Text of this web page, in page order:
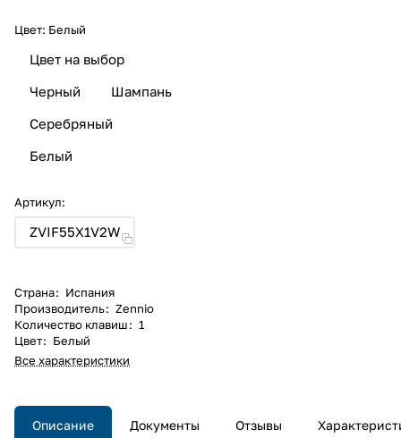
Цвет: Белый
Белый
Цвет на выбор
Черный
Серебряный
Шампань
Артикул:
ZVIF55X1V2W
Страна: Испания
Производитель: Zennio
Количество клавиш: 1
Цвет: Белый
Все характеристики
Описание Документы Отзывы